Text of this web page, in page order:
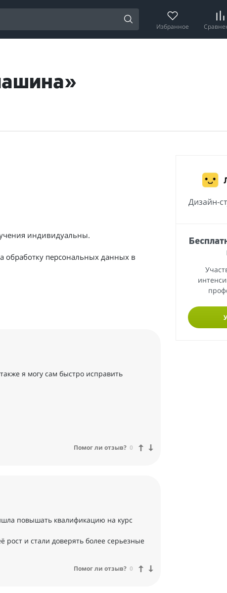
Избранное
индивидуальны.
обработку персональных данных в
я могу сам быстро исправить
Помог ли отзыв? 0
повышать квалификацию на курс
рост и стали доверять более серьезные
Помог ли отзыв? 0
Дизайн-